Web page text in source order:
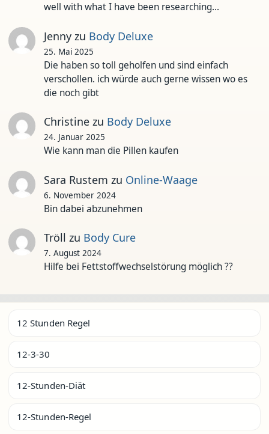
well with what I have been researching…
Jennyzu Body Deluxe
25. Mai 2025
Die haben so toll geholfen und sind einfach
verschollen. ich würde auch gerne wissen wo es
die noch gibt
Christinezu Body Deluxe
24. Januar 2025
Wie kann man die Pillen kaufen
Sara Rustem zu Online-Waage
6. November 2024
Bin dabei abzunehmen
Tröll zu Body Cure
7. August 2024
Hilfe bei Fettstoffwechselstörung möglich ??
12 Stunden Regel
12-3-30
12-Stunden-Diät
12-Stunden-Regel